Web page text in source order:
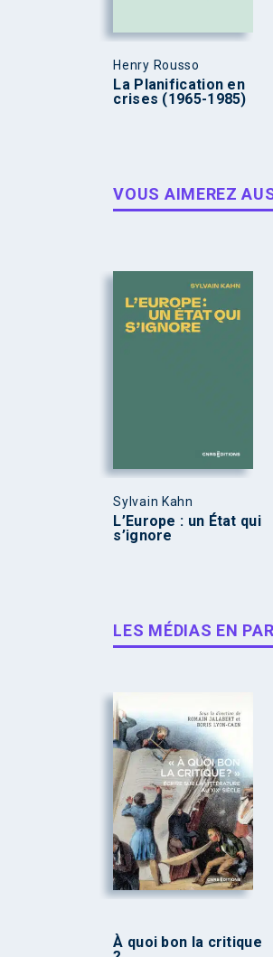
Henry Rousso
La Planification en
crises (1965-1985)
VOUS AIMEREZ
Sylvain Kahn
L’Europe : un État qui
s’ignore
LES MÉDIAS EN
À quoi bon la critique